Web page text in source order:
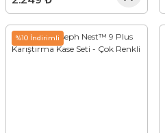
%10 İndirimli